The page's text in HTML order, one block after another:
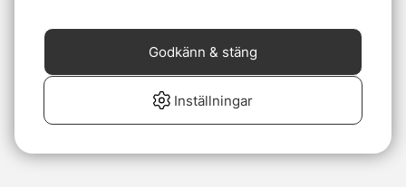
Inställningar
Godkänn & stäng